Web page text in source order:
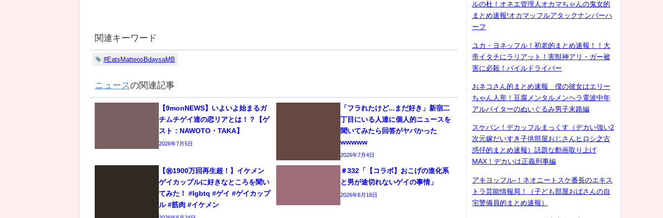
関連キーワード
#EatsMatteosBdaysaMB
ニュースの関連記事
【9monNEWS】いよいよ始まるガ
チムチゲイ達の恋リアとは！？【ゲ
スト：NAWOTO・TAKA】
2026年7月5日
「フラれたけど...まだ好き」新宿二
丁目にいる人達に個人的ニュースを
聞いてみたら回答がヤバかった
wwwww
2026年7月4日
【㊗️1900万回再生超！】イケメン
ゲイカップルに好きなところを聞い
てみた！ #lgbtq #ゲイ #ゲイカップ
ル #筋肉 #イケメン
＃332「【コラボ】おこげの進化系
と男が途切れないゲイの事情」
2026年6月18日
ルの杜！オネエ管理人オカマちゃんの鬼女的
まとめ速報!オカマッフルアタックナンバーハ
ーフ
ユカ・ヨネッフル！初老的まとめ速報！！大
帝イタチにラリアット！害獣神アリ・ガー被
害に必殺！パイルドライバー
おネコさん的まとめ速報 僕の彼女はエリー
ちゃん人形！豆腐メンタルメンヘラ電波中年
アルバイターのぬいぐるみ男子末路編
スケバン！デカッフルまっくす（デカい強い2
次元嫁だいすき子供部屋おじさんヒロシ之古
惑仔的まとめ速報）話題な動画取り上げ
MAX！デカいは正義刑事編
アキヨッフル-！ネオニートスケ番長のエキス
トラ芸能情報局！（子ども部屋おばさんの自
宅警備員的まとめ速報）